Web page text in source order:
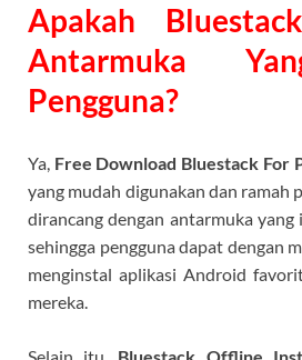
Apakah
Antarmuka
Pengguna?
Ya, Free Download Bluestack For
yang mudah digunakan dan ramah
dirancang dengan antarmuka
sehingga pengguna dapat dengan
menginstal aplikasi Android
mereka.
Selain itu, Bluestack Offline